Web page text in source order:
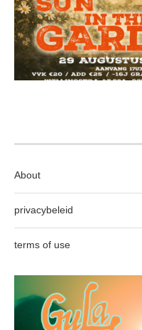
About
privacybeleid
terms of use